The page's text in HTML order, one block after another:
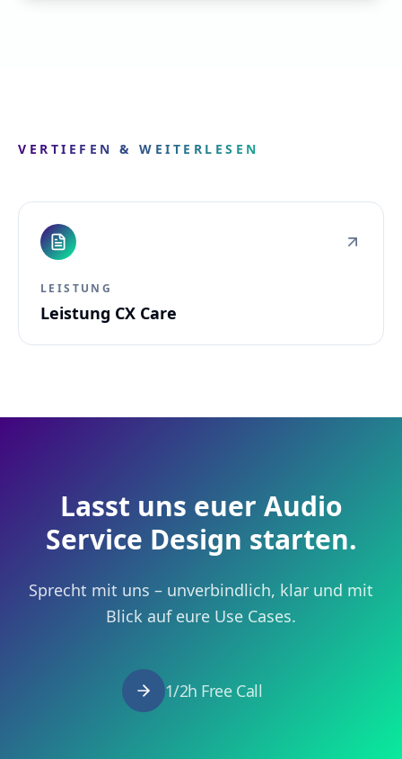
VERTIEFEN & WEITERLESEN
LEISTUNG
Leistung CX Care
Lasst uns euer Audio
Service Design starten.
Sprecht mit uns – unverbindlich, klar und mit
Blick auf eure Use Cases.
1/2h Free Call